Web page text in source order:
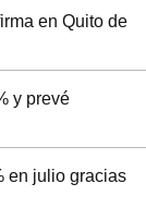
en Quito de
y prevé
en julio gracias